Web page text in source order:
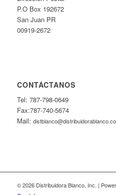
P.O Box 192672
San Juan PR
00919-2672
CONTÁCTANOS
Tel: 787-798-0649
Fax:787-740-5674
Mail:
© 2026 Distribuidora Blanco, Inc. |